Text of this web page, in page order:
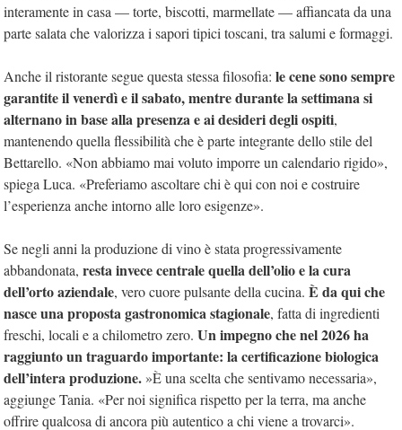
interamente in casa — torte, biscotti, marmellate — affiancata da una
parte salata che valorizza i sapori tipici toscani, tra salumi e formaggi.
Anche il ristorante segue questa stessa filosofia: le cene sono sempre
garantite il venerdì e il sabato, mentre durante la settimana si
alternano in base alla presenza e ai desideri degli ospiti,
mantenendo quella flessibilità che è parte integrante dello stile del
Bettarello. «Non abbiamo mai voluto imporre un calendario rigido»,
spiega Luca. «Preferiamo ascoltare chi è qui con noi e costruire
l’esperienza anche intorno alle loro esigenze».
Se negli anni la produzione di vino è stata progressivamente
abbandonata, resta invece centrale quella dell’olio e la cura
dell’orto aziendale, vero cuore pulsante della cucina. È da qui che
nasce una proposta gastronomica stagionale, fatta di ingredienti
freschi, locali e a chilometro zero. Un impegno che nel 2026 ha
raggiunto un traguardo importante: la certificazione biologica
dell’intera produzione. »È una scelta che sentivamo necessaria»,
aggiunge Tania. «Per noi significa rispetto per la terra, ma anche
offrire qualcosa di ancora più autentico a chi viene a trovarci».